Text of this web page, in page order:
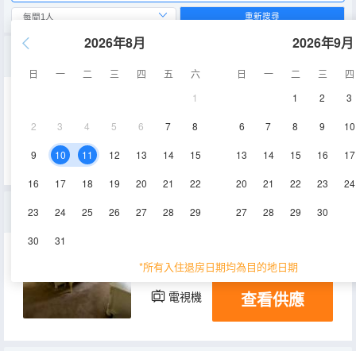
2026年8月
日 一 二 三 四 五
六
1
2 3 4 5 6 7 8
9 10 11 12 13 14 15
16 17 18 19 20 21 22
23 24 25 26 27 28 29
30 31
2026年9月
日 一 二 三
四
1
2 3
6 7 8 9 10
13 14 15 16 17
20 21 22 23 24
27 28 29 30
*所有入住退房日期均為目的地日期
重新搜尋
空調
3號別墅
360㎡ 2層 空調
電視機 查看供應